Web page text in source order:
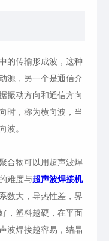
传输形成波，这种
源，另一个是通信介
振动方向和通信方向
时，称为横向波，当
波。
物可以用超声波焊
难度与超声波焊接机
数大，导热性差，界
，塑料越硬，在平面
波焊接越容易，结晶